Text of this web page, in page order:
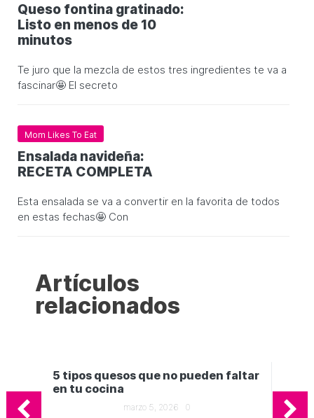
Queso fontina gratinado:
Listo en menos de 10
minutos
Te juro que la mezcla de estos tres ingredientes te va a
fascinar🤩 El secreto
Mom Likes To Eat
Ensalada navideña:
RECETA COMPLETA
Esta ensalada se va a convertir en la favorita de todos
en estas fechas🤩 Con
Artículos
relacionados
5 tipos quesos que no pueden faltar
en tu cocina
marzo 5, 2026 0